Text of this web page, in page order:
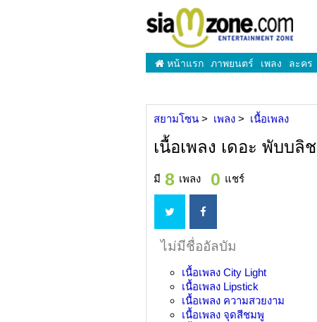
หน้าแรก ภาพยนตร์ เพลง ละคร
สยามโซน เพลง เนื้อเพลง
เนื้อเพลง เดอะ พับบลิช
มี 8 เพลง 0 แชร์
ไม่มีชื่ออัลบัม
เนื้อเพลง City Light
เนื้อเพลง Lipstick
เนื้อเพลง ความสวยงาม
เนื้อเพลง จุดสีชมพู